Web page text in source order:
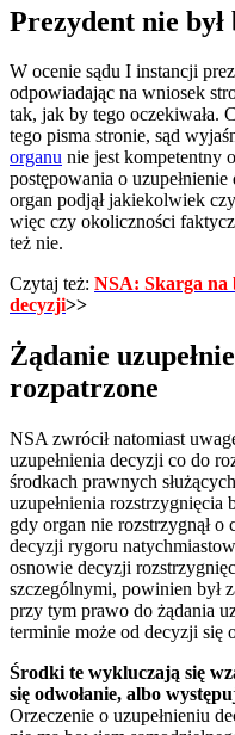
Prezydent nie był
W ocenie sądu I instancji
odpowiadając na wniosek
tak, jak by tego oczekiwała.
tego pisma stronie, sąd
organu nie jest kompetentny
postępowania o
organ podjął jakiekolwiek
więc czy okoliczności
też nie.
Czytaj też: NSA: Skarga na
decyzji>>
Żądanie
rozpatrzone
NSA zwrócił natomiast
uzupełnienia decyzji co do
środkach prawnych
uzupełnienia rozstrzygnięcia
gdy organ nie rozstrzygnął o
decyzji rygoru
osnowie decyzji
szczególnymi, powinien był
przy tym prawo do żądania
terminie może od decyzji się
Środki te wykluczają się
się odwołanie, albo
Orzeczenie o uzupełnieniu